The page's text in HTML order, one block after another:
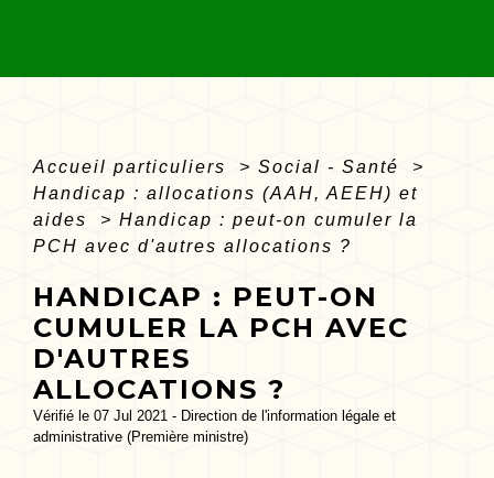
Accueil particuliers > Social - Santé
>
Handicap : allocations (AAH, AEEH) et
aides
> Handicap : peut-on cumuler la
PCH avec d'autres allocations ?
HANDICAP : PEUT-ON
CUMULER LA PCH AVEC
D'AUTRES
ALLOCATIONS ?
Vérifié le 07 Jul 2021 - Direction de l'information légale et
administrative (Première ministre)